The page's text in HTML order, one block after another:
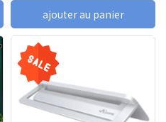
ajouter au panier